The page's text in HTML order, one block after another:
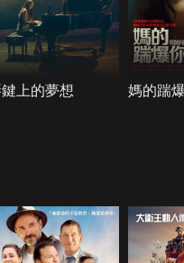
上的夢想 媽的踹